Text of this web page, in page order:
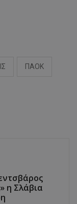
ΠΑΟΚ
η Σλάβια